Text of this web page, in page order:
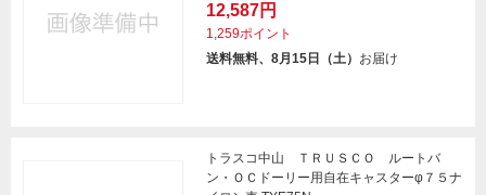
12,587円
1,259ポイント
送料無料、8月15日（土） お届け
トラスコ中山 ＴＲＵＳＣＯ ルートバ
ン・ＯＣドーリー用自在キャスターφ７５ナ